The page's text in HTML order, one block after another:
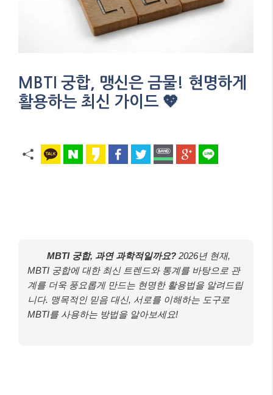
MBTI 궁합, 맹신은 금물! 현명하게
활용하는 최신 가이드 💖
MBTI 궁합, 과연 과학적일까요? 2026년 현재,
MBTI 궁합에 대한 최신 트렌드와 통계를 바탕으로 관
계를 더욱 풍요롭게 만드는 현명한 활용법을 알려드립
니다. 맹목적인 믿음 대신, 서로를 이해하는 도구로
MBTI를 사용하는 방법을 알아보세요!